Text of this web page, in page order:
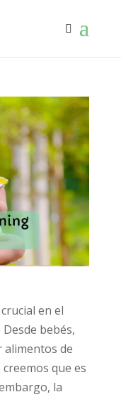
en el
bebés,
de
que es
la